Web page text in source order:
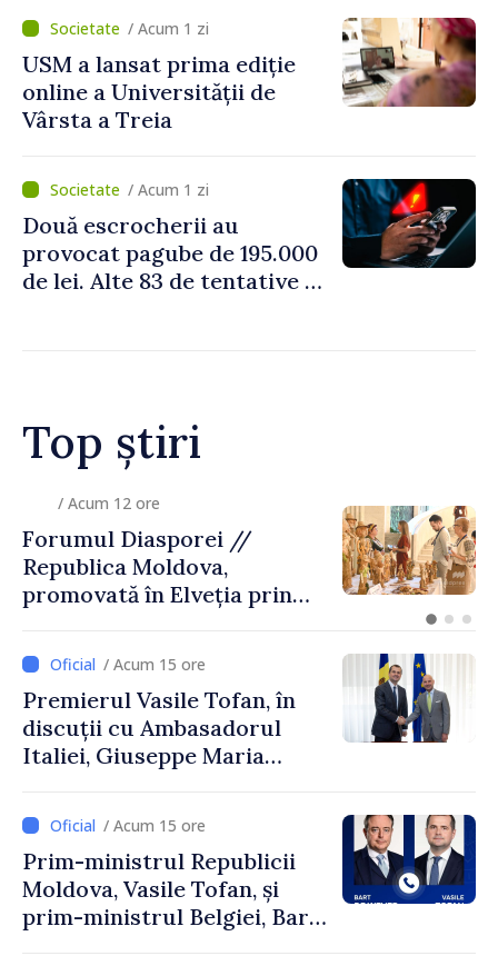
perioada concediilor
/ Acum 1 zi
USM a lansat prima ediție
online a Universității de
Vârsta a Treia
/ Acum 1 zi
Două escrocherii au
provocat pagube de 195.000
de lei. Alte 83 de tentative au
Top știri
/ Acum 12 ore
Zelenski a ajuns în Serbia, în
prima sa vizită în acest stat
aliat tradițional al Rusiei
/ Acum 15 ore
Premierul Vasile Tofan, în
discuții cu Ambasadorul
Italiei, Giuseppe Maria
/ Acum 15 ore
Prim-ministrul Republicii
Moldova, Vasile Tofan, și
prim-ministrul Belgiei, Bart